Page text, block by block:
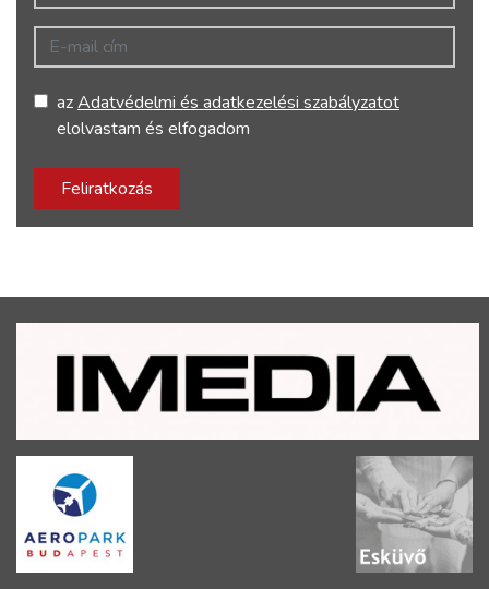
E-mail cím
azAdatvédelmi és adatkezelési szabályzatot
elolvastam és elfogadom
Feliratkozás